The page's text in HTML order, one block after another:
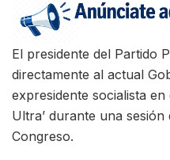
El presidente del Partido
directamente al actual
expresidente socialista en
Ultra’ durante una
Congreso.